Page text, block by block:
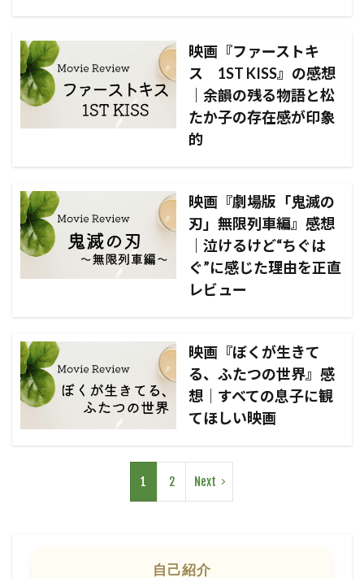
映画『ファーストキ
ス 1ST KISS』の感想
｜余韻の残る物語と松
たか子の存在感が印象
的
映画『劇場版「鬼滅の
刃」無限列車編』感想
｜泣けるけど“ちぐは
ぐ”に感じた理由を正直
レビュー
映画『ぼくが生きて
る、ふたつの世界』感
想｜すべての息子に観
てほしい映画
1 2 Next
自己紹介